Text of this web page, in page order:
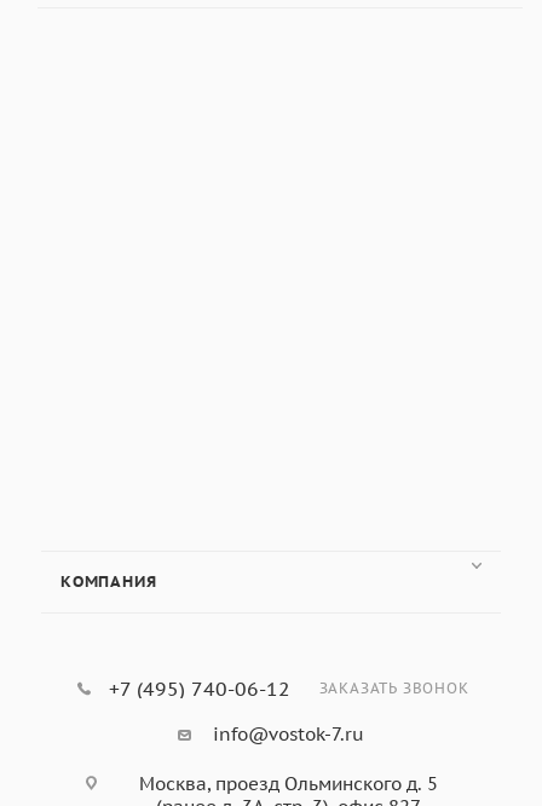
КОМПАНИЯ
+7 (495) 740-06-12 ЗАКАЗАТЬ ЗВОНОК
info@vostok-7.ru
Москва, проезд Ольминского д. 5